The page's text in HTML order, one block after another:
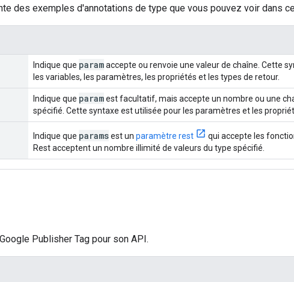
des exemples d'annotations de type que vous pouvez voir dans
Indique que paramaccepte ou renvoie une valeur de chaîne. Cette
les variables, les paramètres, les propriétés et les types de retour.
Indique que paramest facultatif, mais accepte un nombre ou une
spécifié. Cette syntaxe est utilisée pour les paramètres et les
Indique que paramsest un paramètre rest
qui accepte les
Rest acceptent un nombre illimité de valeurs du type spécifié.
Publisher Tag pour son API.